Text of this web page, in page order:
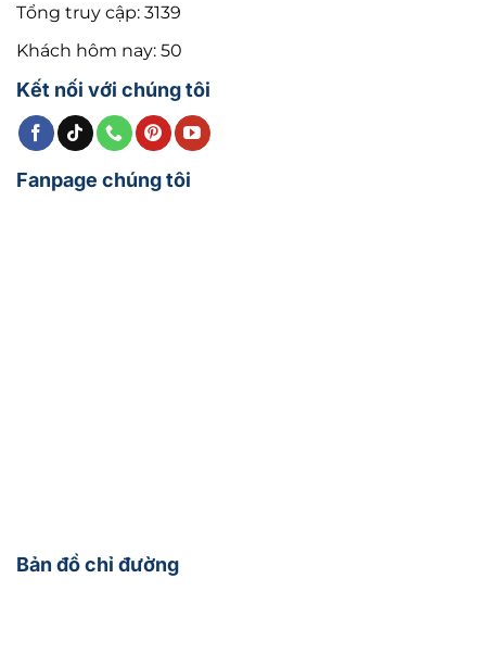
Tổng truy cập: 3139
Khách hôm nay: 50
Kết nối với chúng tôi
Fanpage chúng tôi
Bản đồ chỉ đường